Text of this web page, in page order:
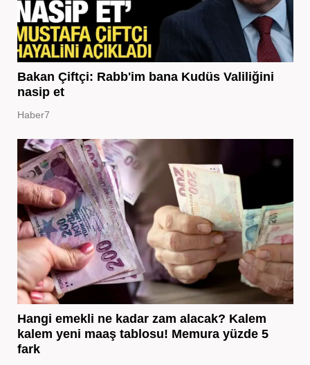
Bakan Çiftçi: Rabb'im bana Kudüs Valiliğini
nasip et
Haber7
Hangi emekli ne kadar zam alacak? Kalem
kalem yeni maaş tablosu! Memura yüzde 5
fark